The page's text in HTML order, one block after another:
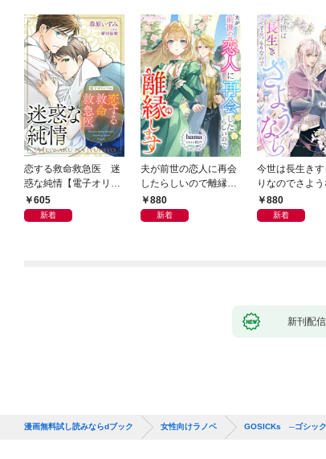
恋する救命救急医 迷
惑な純情【電子オリジ
ナル】
605
新着
夫が前世の恋人に再会
したらしいので離縁し
ます880
新着
今世は長生きす
りなのでさよう
880
新着
新刊配
漫画無料試し読みならdブック 女性向けラノベ GOSICKs ─ゴシック